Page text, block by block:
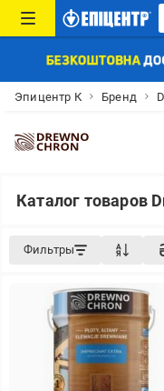
Эпицентр К Бренд
Каталог товаров
Фильтры